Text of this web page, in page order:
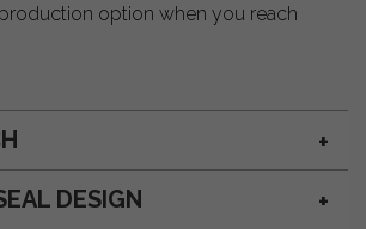
option when you reach
DESIGN